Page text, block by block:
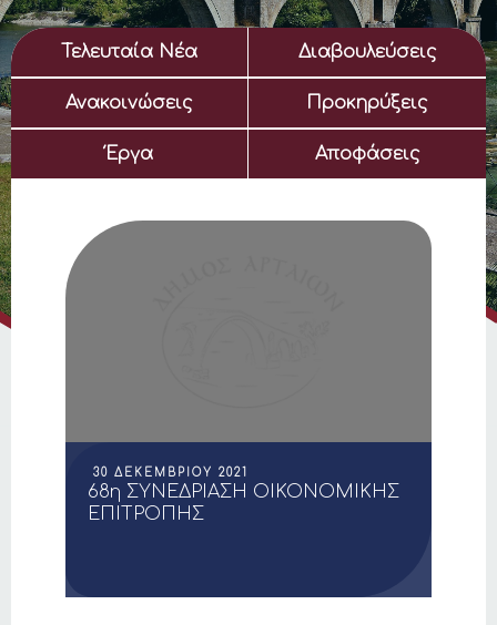
Τελευταία Νέα Διαβουλεύσεις
Ανακοινώσεις Προκηρύξεις
Έργα Αποφάσεις
30 ΔΕΚΕΜΒΡΊΟΥ 2021
68η ΣΥΝΕΔΡΙΑΣΗ ΟΙΚΟΝΟΜΙΚΗΣ
ΕΠΙΤΡΟΠΗΣ